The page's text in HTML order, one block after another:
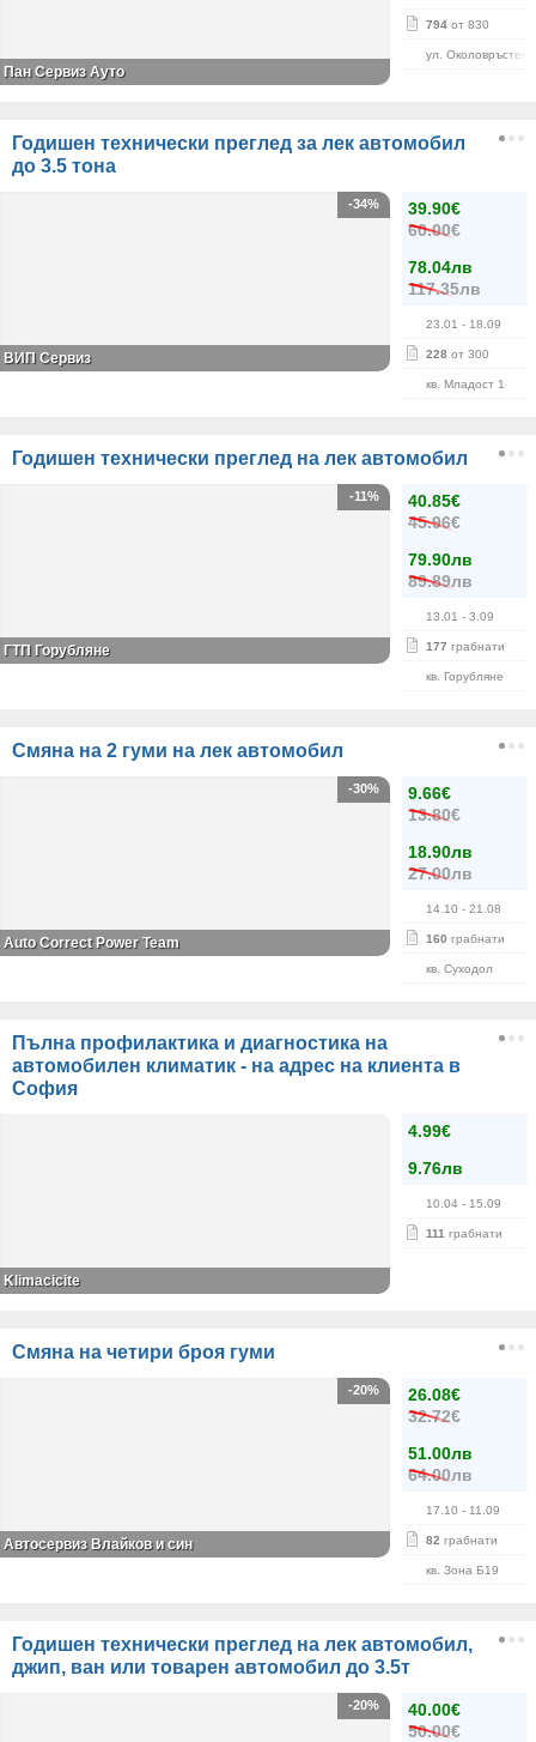
794 от 830
ул. Околовръстен
Пан Сервиз Ауто
Годишен технически преглед за лек автомобил
до 3.5 тона
39.90€
60.00€
78.04лв
117.35лв
23.01 - 18.09
228 от 300
кв. Младост 1
-34%
ВИП Сервиз
Годишен технически преглед на лек автомобил
40.85€
45.96€
79.90лв
89.89лв
13.01 - 3.09
177 грабнати
кв. Горубляне
-11%
ГТП Горубляне
Смяна на 2 гуми на лек автомобил
9.66€
13.80€
18.90лв
27.00лв
14.10 - 21.08
160 грабнати
кв. Суходол
-30%
Auto Correct Power Теаm
Пълна профилактика и диагностика на
автомобилен климатик - на адрес на клиента в
София
4.99€
9.76лв
10.04 - 15.09
111 грабнати
Klimacicite
Смяна на четири броя гуми
26.08€
32.72€
51.00лв
64.00лв
17.10 - 11.09
82 грабнати
кв. Зона Б19
-20%
Автосервиз Влайков и син
Годишен технически преглед на лек автомобил,
джип, ван или товарен автомобил до 3.5т
40.00€
50.00€
-20%